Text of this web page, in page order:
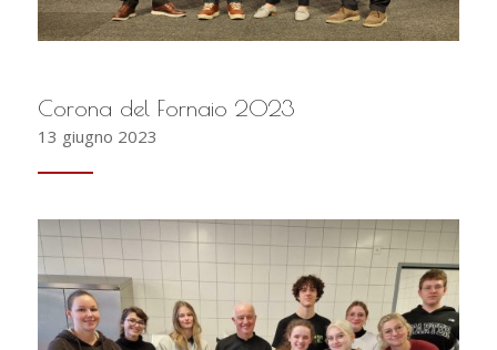
Corona del Fornaio 2023
13 giugno 2023